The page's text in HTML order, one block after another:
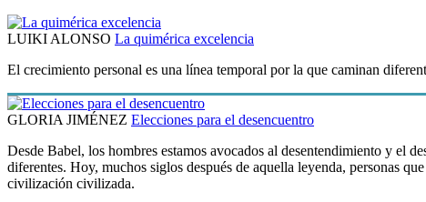
LUIKI ALONSO La quimérica excelencia
El crecimiento personal es una línea temporal por la que caminan
GLORIA JIMÉNEZ Elecciones para el desencuentro
Desde Babel, los hombres estamos avocados al desentendimiento y el
diferentes. Hoy, muchos siglos después de aquella leyenda, personas
civilización civilizada.